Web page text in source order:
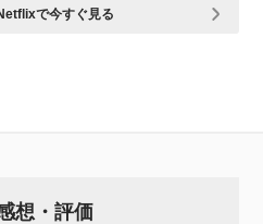
で今すぐ見る
想・評価